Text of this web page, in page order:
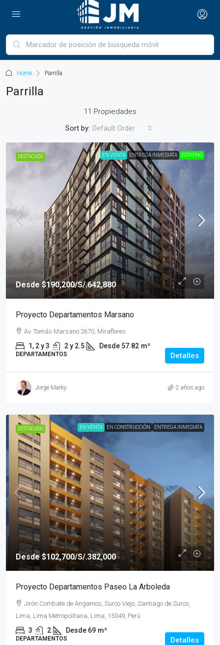
Home Parrilla
Parrilla
11 Propiedades
Sort by: Default Order
DESTACADO EN VENTA ENTREGA INMEDIATA ESTRENO
Desde $190,200/S/.642,880
Proyecto Departamentos Marsano
Av. Tomás Marsano 2670, Miraflores
1, 2 y 3 2 y 2.5 Desde 57.82 m²
DEPARTAMENTOS Detalles
Jorge Marky 2 años ago
DESTACADO EN VENTA EN CONSTRUCCIÓN ENTREGA INMEDIATA
Desde$102,700/S/.382,000
Proyecto Departamentos Paseo La Arboleda
Jirón Combate de Angamos, Surco Viejo, Santiago de Surco,
Lima, Lima Metropolitana, Lima, 15049, Perú
3 2 Desde 69 m²
DEPARTAMENTOS Detalles